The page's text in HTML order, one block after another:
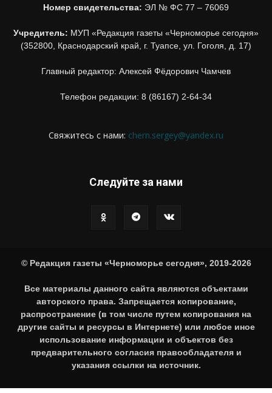
Номер свидетельства: ЭЛ № ФС 77 – 76069
Учредитель: МУП «Редакция газеты «Черноморье сегодня»
(352800, Краснодарский край, г. Туапсе, ул. Гоголя, д. 17)
Главный редактор: Алексей Фёдорович Чамчев
Телефон редакции: 8 (86167) 2-64-34
Свяжитесь с нами: chern.sergey@yandex.ru
Следуйте за нами
© Редакция газеты «Черноморье сегодня», 2019-2026
Все материалы данного сайта являются объектами
авторского права. Запрещается копирование,
распространение (в том числе путем копирования на
другие сайты и ресурсы в Интернете) или любое иное
использование информации и объектов без
предварительного согласия правообладателя и
указания ссылки на источник.